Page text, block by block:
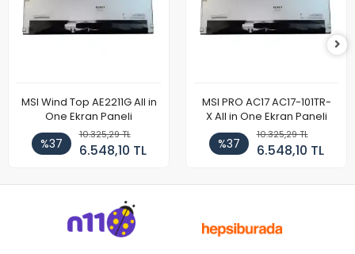
MSI Wind Top AE2211G All in
One Ekran Paneli
%37
10.325,29 TL
6.548,10 TL
MSI PRO AC17 AC17-101TR-
X All in One Ekran Paneli
%37
10.325,29 TL
6.548,10 TL